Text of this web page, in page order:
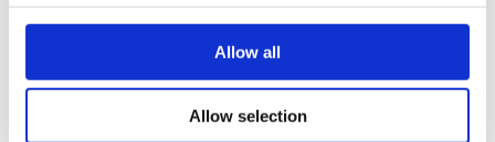
Allow all
Allow selection
Cloisonné Pin